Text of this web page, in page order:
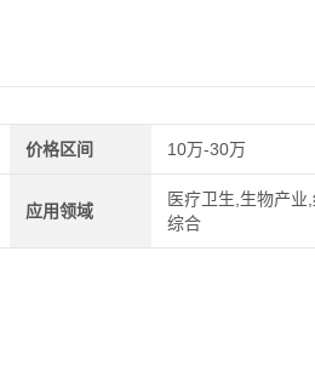
价格区间 10万-30万
应用领域
医疗卫生,生物产业
综合